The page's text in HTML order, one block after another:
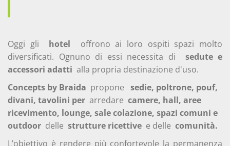
comunità
un’idea, da un disegno, fanno di Concepts by Braida il
partner naturale per lo sviluppo di ambienti su
misura.
Button
Oggi gli hotel
offrono ai loro ospiti spazi molto
diversificati. Ognuno di essi necessita di
sedute e
accessori adatti alla propria destinazione d'uso.
Concepts by Braida propone sedie, poltrone, pouf,
divani, tavolini per arredare camere, hall, aree
ricevimento, lounge, sale colazione, spazi comuni e
outdoor delle strutture ricettive e delle comunità.
L’obiettivo è rendere più confortevole la permanenza